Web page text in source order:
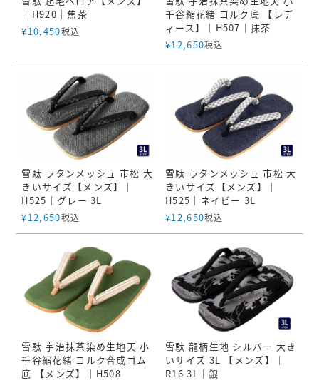
｜H920｜焦茶
¥10,450税込
千谷縮花緒 コルク底 【レデ
ィース】｜H507｜抹茶
¥12,650税込
雪駄 ラタンメッシュ 市松 大
きいサイズ【メンズ】｜
H525｜グレー 3L
¥12,650税込
雪駄 ラタンメッシュ 市松 大
きいサイズ【メンズ】｜
H525｜ネイビー 3L
¥12,650税込
雪駄 宇治抹茶染め生地天 小
千谷縮花緒 コルク合成ゴム
底 【メンズ】｜H508
雪駄 龍柄生地 シルバー 大き
いサイズ 3L 【メンズ】｜
R16 3L｜銀